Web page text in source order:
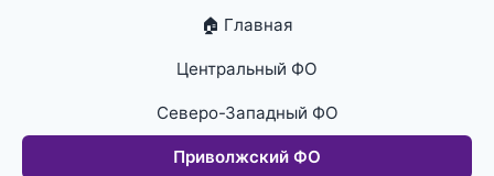
🏠 Главная
Центральный ФО
Северо-Западный ФО
Приволжский ФО